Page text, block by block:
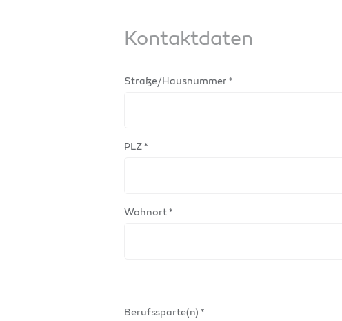
Kontaktdaten
Straße/Hausnummer *
PLZ *
Wohnort *
Berufssparte(n) *